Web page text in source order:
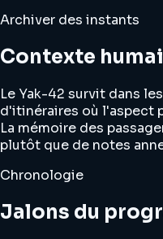
Archiver des instants
Contexte
Le Yak-42 survit dans
d'itinéraires où l'aspect
La mémoire des
plutôt que de notes
Chronologie
Jalons du